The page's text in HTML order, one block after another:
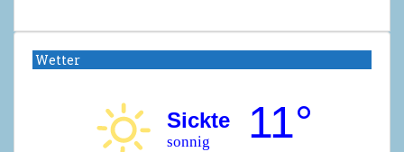
Wetter
Sickte
sonnig 11°